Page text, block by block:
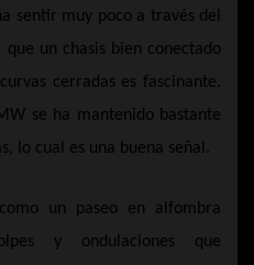
sentir muy poco a través del
un chasis bien conectado
cerradas es fascinante.
se ha mantenido bastante
lo cual es una buena señal.
un paseo en alfombra
y ondulaciones que